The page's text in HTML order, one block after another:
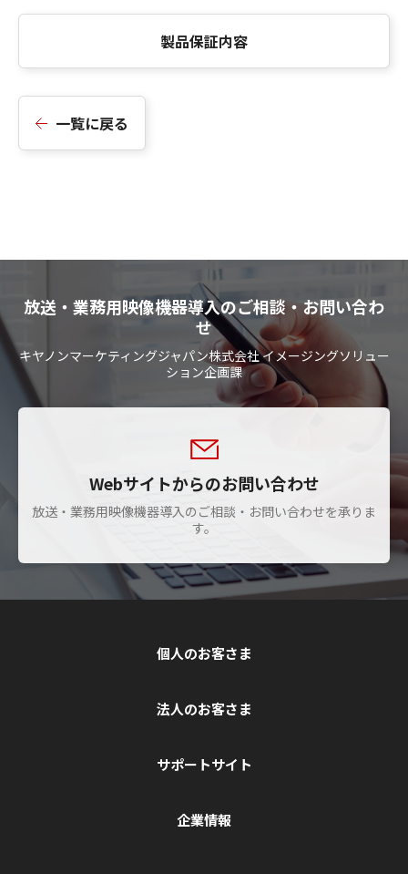
製品保証内容
一覧に戻る
放送・業務用映像機器導入のご相談・お問い合わ
せ
キヤノンマーケティングジャパン株式会社 イメージングソリュー
ション企画課
Webサイトからのお問い合わせ
放送・業務用映像機器導入のご相談・お問い合わせを承りま
す。
個人のお客さま
法人のお客さま
サポートサイト
企業情報